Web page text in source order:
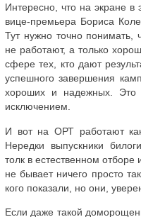
Интересно, что на экране
вице-премьера Бориса
Тут нужно точно понимать,
не работают, а только
сфере тех, кто дают
успешного завершения
хороших и надежных. Это
исключением.
И вот на ОРТ работают
Нередки выпускники
толк в естественном отборе
не бывает ничего просто
кого показали, но они,
Если даже такой